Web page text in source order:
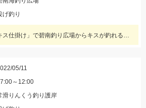
げ釣り
「師崎沖限定船キス仕掛け」で碧南釣り広場からキスが釣れる！師崎でも船でもないけどとっても使いやすい！
05/11
～12:00
滑りんくう釣り護岸